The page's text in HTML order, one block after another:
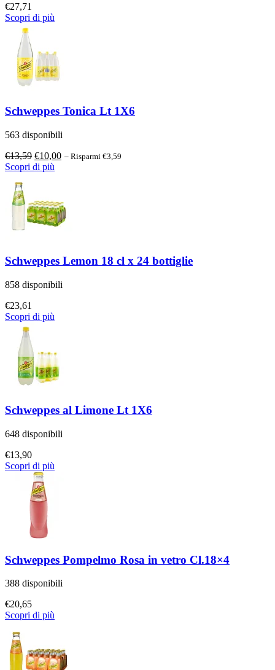
€27,71
Scopri di più
Schweppes Tonica Lt 1X6
563 disponibili
€13,59 Il
prezzo
€13,59.
€10,00Il
€10,00.
– Risparmi €3,59
Scopri di più
Schweppes Lemon 18 cl x 24 bottiglie
858 disponibili
€23,61
Scopri di più
Schweppes al Limone Lt 1X6
648 disponibili
€13,90
Scopri di più
Schweppes Pompelmo Rosa in vetro Cl.18×4
388 disponibili
€20,65
Scopri di più